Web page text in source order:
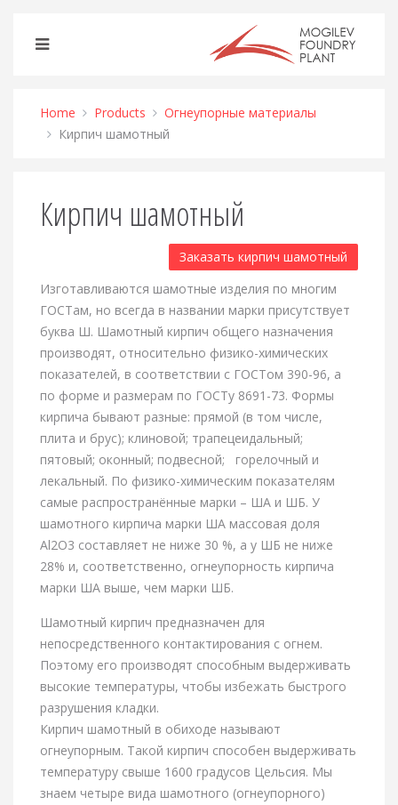
Home Products
Огнеупорные материалы
Кирпич шамотный
Кирпич шамотный
Заказать кирпич шамотный
Изготавливаются шамотные изделия по многим
ГОСТам, но всегда в названии марки присутствует
буква Ш. Шамотный кирпич общего назначения
производят, относительно физико-химических
показателей, в соответствии с ГОСТом 390-96, а
по форме и размерам по ГОСТу 8691-73. Формы
кирпича бывают разные: прямой (в том числе,
плита и брус); клиновой; трапецеидальный;
пятовый; оконный; подвесной; горелочный и
лекальный. По физико-химическим показателям
самые распространённые марки – ША и ШБ. У
шамотного кирпича марки ША массовая доля
Al2O3 составляет не ниже 30 %, а у ШБ не ниже
28% и, соответственно, огнеупорность кирпича
марки ША выше, чем марки ШБ.
Шамотный кирпич предназначен для
непосредственного контактирования с огнем.
Поэтому его производят способным выдерживать
высокие температуры, чтобы избежать быстрого
разрушения кладки.
Кирпич шамотный в обиходе называют
огнеупорным. Такой кирпич способен выдерживать
температуру свыше 1600 градусов Цельсия. Мы
знаем четыре вида шамотного (огнеупорного)